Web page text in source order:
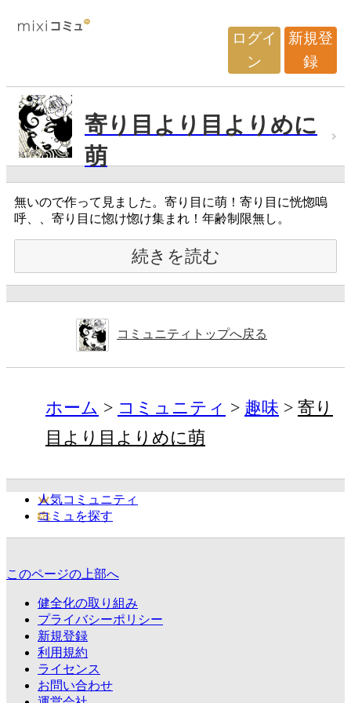
ログイ
ン
新規登
録
寄り目より目よりめに
萌
無いので作って見ました。寄り目に萌！寄り目に恍惚嗚
呼、、寄り目に惚け惚け集まれ！年齢制限無し。
続きを読む
コミュニティトップへ戻る
ホーム コミュニティ 趣味
寄り
目より目よりめに萌
人気コミュニティ
コミュを探す
このページの上部へ
健全化の取り組み
プライバシーポリシー
新規登録
利用規約
ライセンス
お問い合わせ